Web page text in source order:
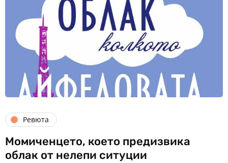
Ревюта
Момиченцето, което предизвика
облак от нелепи ситуции